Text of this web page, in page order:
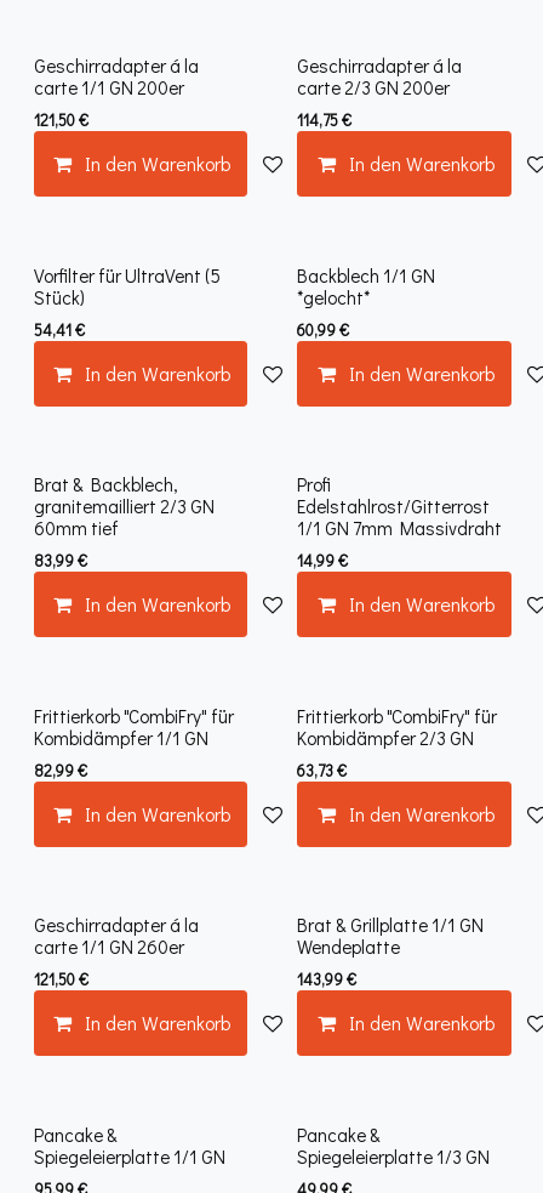
Geschirradapter á la
carte 1/1 GN 200er
121,50€
In den Warenkorb Auf die Wunschliste
Geschirradapter á la
carte 2/3 GN 200er
114,75€
In den Warenkorb
Vorfilter für UltraVent (5
Stück)
54,41€
In den Warenkorb Auf die Wunschliste
Backblech 1/1 GN
*gelocht*
60,99€
In den Warenkorb
Brat & Backblech,
granitemailliert 2/3 GN
60mm tief
83,99€
In den Warenkorb Auf die Wunschliste
Profi
Edelstahlrost/Gitterrost
1/1 GN 7mm Massivdraht
14,99€
In den Warenkorb
Frittierkorb "CombiFry" für
Kombidämpfer 1/1 GN
82,99€
In den Warenkorb Auf die Wunschliste
Frittierkorb "CombiFry" für
Kombidämpfer 2/3 GN
63,73€
In den Warenkorb
Geschirradapter á la
carte 1/1 GN 260er
121,50€
In den Warenkorb Auf die Wunschliste
Brat & Grillplatte 1/1 GN
Wendeplatte
143,99€
In den Warenkorb
Pancake &
Spiegeleierplatte 1/1 GN
95,99€
Pancake &
Spiegeleierplatte 1/3 GN
49,99€